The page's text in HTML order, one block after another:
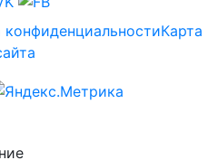
конфиденциальностиКарта